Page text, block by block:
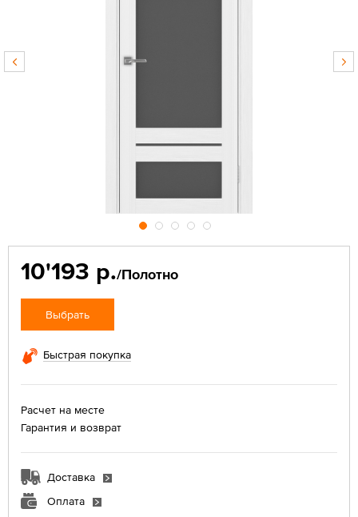
10'193 р./Полотно
Выбрать
Быстрая покупка
Расчет на месте
Гарантия и возврат
Доставка
Оплата